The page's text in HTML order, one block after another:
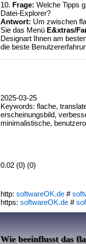
10. Frage: Welche Tipps
Datei-Explorer?
Antwort: Um zwischen
Sie das Menü E&xtras/
Designart Ihnen am
die beste
2025-03-25
Keywords: flache,
erscheinungsbild,
minimalistische,
0.02 (0) (0)
http: softwareOK.de #
https: softwareOK.de #
Wie beeinflusst das